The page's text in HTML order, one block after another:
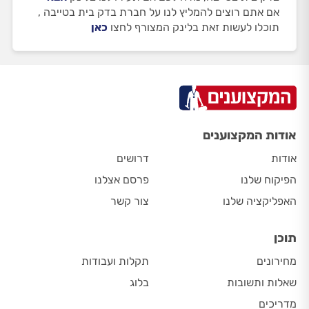
אם אתם רוצים להמליץ לנו על חברת בדק בית בטייבה ,
תוכלו לעשות זאת בלינק המצורף לחצו כאן
אודות המקצוענים
אודות
הפיקוח שלנו
האפליקציה שלנו
דרושים
פרסם אצלנו
צור קשר
תוכן
מחירונים
שאלות ותשובות
מדריכים
תקלות ועבודות
בלוג